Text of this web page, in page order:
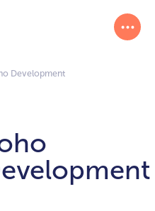
Development